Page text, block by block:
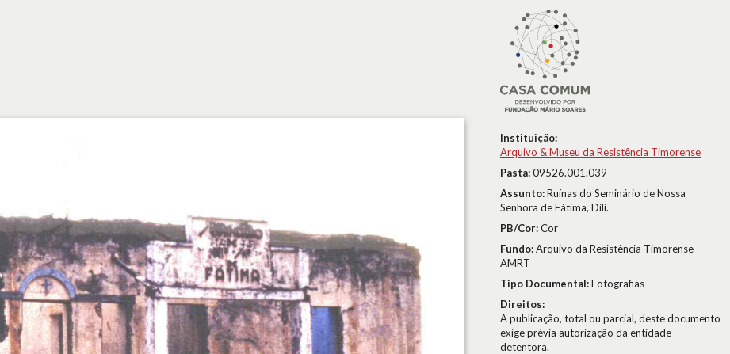
Instituição:
Arquivo & Museu da Resistência Timorense
Pasta:09526.001.039
Assunto:Ruínas do Seminário de Nossa
Senhora de Fátima, Dili.
PB/Cor:Cor
Fundo:Arquivo da Resistência Timorense -
AMRT
Tipo Documental:Fotografias
Direitos:
A publicação, total ou parcial, deste documento
exige prévia autorização da entidade
detentora.